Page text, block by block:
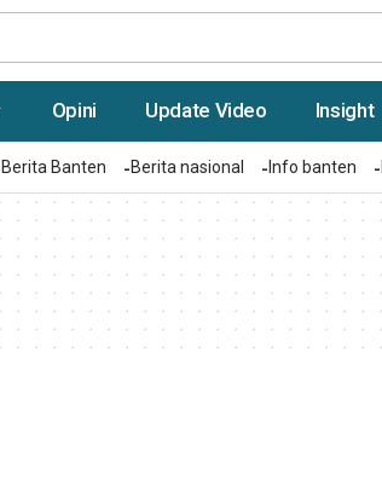
Opini Update Video Insight
Berita Banten Berita nasional Info banten